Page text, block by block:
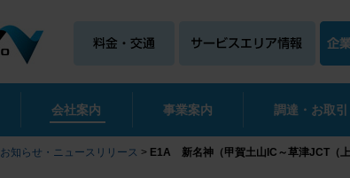
会社案内 事業案内 調達・お取引
お知らせ・ニュースリリース > E1A 新名神（甲賀土山IC～草津JCT（